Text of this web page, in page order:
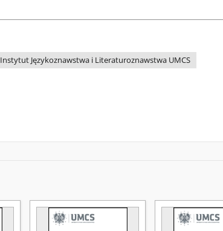
Instytut Językoznawstwa i Literaturoznawstwa UMCS